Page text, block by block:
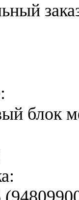
блок